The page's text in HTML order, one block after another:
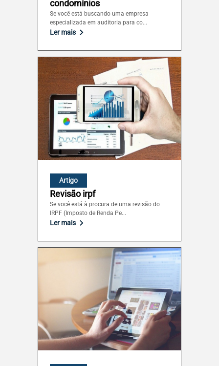
Tocantins (TO)
Brasilia (DF)
condomínios
Se você está buscando uma empresa
especializada em auditoria para co...
Ler mais
Artigo
Revisão irpf
Se você está à procura de uma revisão do
IRPF (Imposto de Renda Pe...
Ler mais